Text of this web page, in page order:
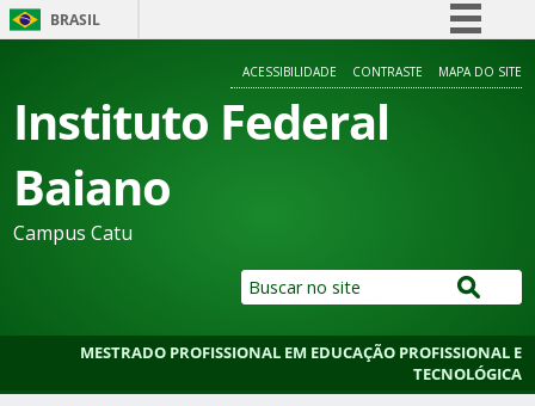
BRASIL
Participe
ACESSIBILIDADE CONTRASTE MAPA DO SITE
Instituto Federal
Baiano
Campus Catu
MESTRADO PROFISSIONAL EM EDUCAÇÃO PROFISSIONAL E
TECNOLÓGICA